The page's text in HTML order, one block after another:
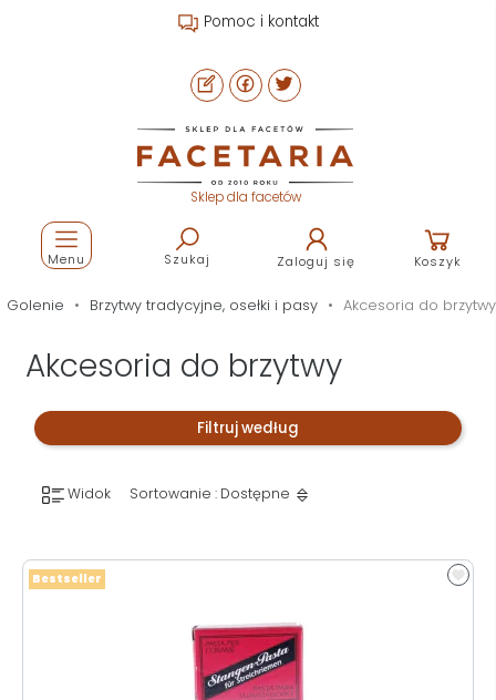
Pomoc i kontakt
Sklep dla facetów
Szukaj Zaloguj się Koszyk
Menu
Golenie Brzytwy tradycyjne, osełki i pasy Akcesoria do brzytwy
Akcesoria do brzytwy
Filtruj według
Widok Sortowanie : Dostępne
Bestseller